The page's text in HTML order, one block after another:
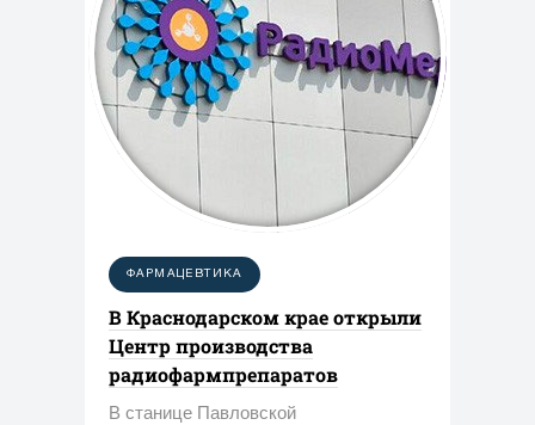
ФАРМАЦЕВТИКА
В Краснодарском крае открыли
Центр производства
радиофармпрепаратов
В станице Павловской